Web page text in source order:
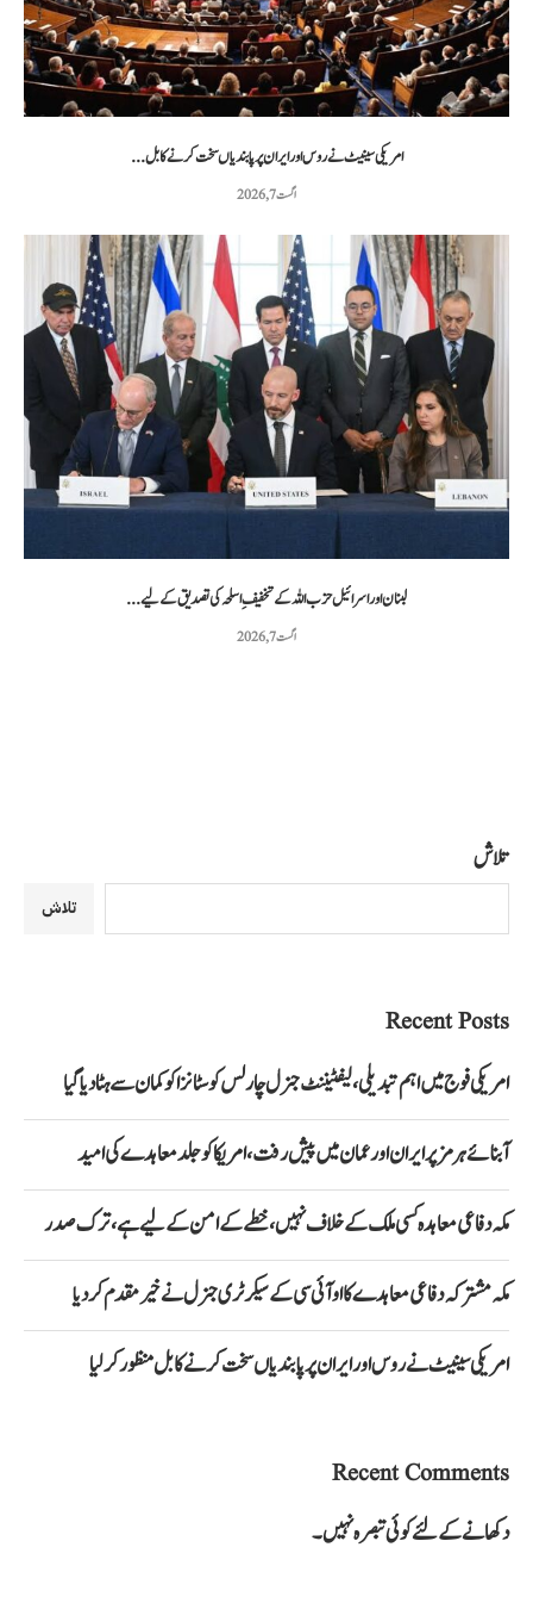
امریکی سینیٹ نے روس اور ایران پر پابندیاں سخت کرنے کا بل...
اگست 7, 2026
لبنان اور اسرائیل حزب اللہ کے تخفیفِ اسلحہ کی تصدیق کے لیے...
اگست 7, 2026
تلاش
تلاش
Recent Posts
امریکی فوج میں اہم تبدیلی، لیفٹیننٹ جنرل چارلس کوسٹانزا کو کمان سے ہٹا دیا گیا
آبنائے ہرمز پر ایران اور عمان میں پیش رفت، امریکا کو جلد معاہدے کی امید
مکہ دفاعی معاہدہ کسی ملک کے خلاف نہیں، خطے کے امن کے لیے ہے، ترک صدر
مکہ مشترکہ دفاعی معاہدے کا او آئی سی کے سیکرٹری جنرل نے خیرمقدم کردیا
امریکی سینیٹ نے روس اور ایران پر پابندیاں سخت کرنے کا بل منظور کرلیا
Recent Comments
دکھانے کے لئے کوئی تبصرہ نہیں۔